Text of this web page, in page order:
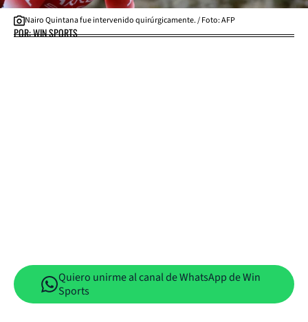
Nairo Quintana fue intervenido quirúrgicamente. / Foto: AFP
POR: WIN SPORTS
Quiero unirme al canal de WhatsApp de Win
Sports